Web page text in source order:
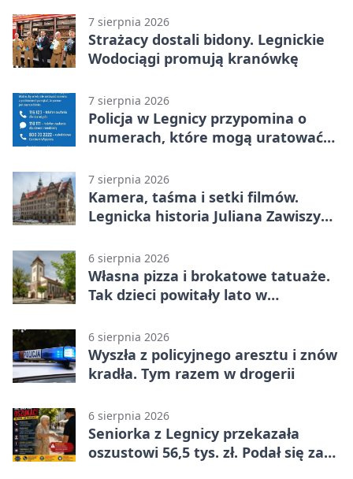
7 sierpnia 2026
Strażacy dostali bidony. Legnickie
Wodociągi promują kranówkę
7 sierpnia 2026
Policja w Legnicy przypomina o
numerach, które mogą uratować
7 sierpnia 2026
Kamera, taśma i setki filmów.
Legnicka historia Juliana Zawiszy
6 sierpnia 2026
Własna pizza i brokatowe tatuaże.
Tak dzieci powitały lato w
6 sierpnia 2026
Wyszła z policyjnego aresztu i znów
kradła. Tym razem w drogerii
6 sierpnia 2026
Seniorka z Legnicy przekazała
oszustowi 56,5 tys. zł. Podał się za